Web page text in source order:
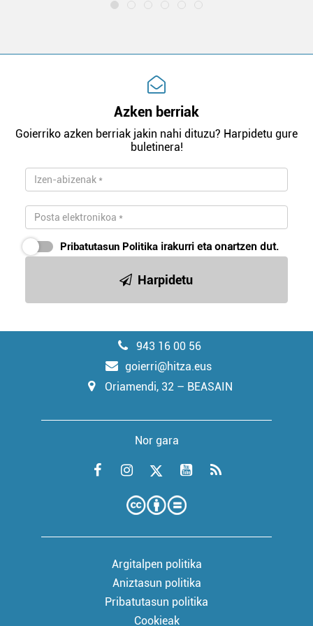
Azken berriak
Goierriko azken berriak jakin nahi dituzu? Harpidetu gure
buletinera!
Pribatutasun Politika irakurri eta onartzen dut.
Harpidetu
943 16 00 56
goierri@hitza.eus
Oriamendi, 32 – BEASAIN
Nor gara
Argitalpen politika
Aniztasun politika
Pribatutasun politika
Cookieak